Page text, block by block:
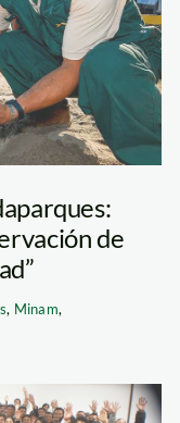
de
, Minam,